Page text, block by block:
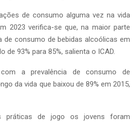
de consumo alguma vez na vida
2023 verifica-se que, na maior parte
de consumo de bebidas alcoólicas em
de 93% para 85%, salienta o ICAD.
a prevalência de consumo de
da vida que baixou de 89% em 2015,
práticas de jogo os jovens foram